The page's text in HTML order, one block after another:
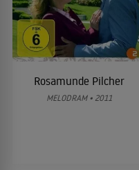
Rosamunde Pilcher
MELODRAM • 2011